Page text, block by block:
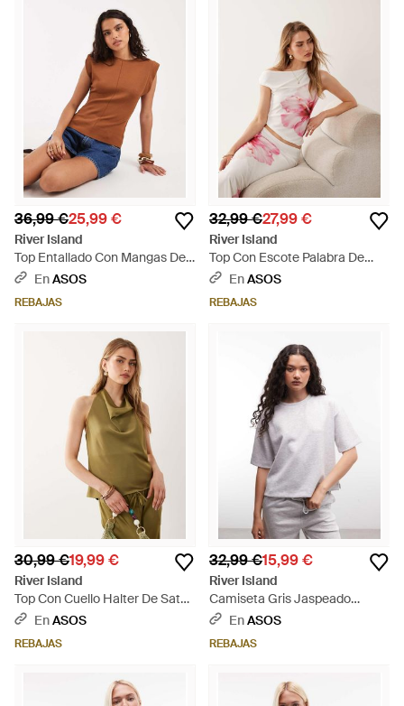
36,99 €25,99 €
River Island
Top Entallado Con Mangas De
Casquillo De Punto Fino - Azul
EnASOS
REBAJAS
32,99 €27,99 €
River Island
Top Con Escote Palabra De
Honor Y Estampado Floral De
Rosa
EnASOS
REBAJAS
30,99 €19,99 €
River Island
Top Con Cuello Halter De Satén
De -Verde - Verde
EnASOS
REBAJAS
32,99 €15,99 €
River Island
Camiseta Gris Jaspeado
Extragrande De Corte
EnASOS
REBAJAS